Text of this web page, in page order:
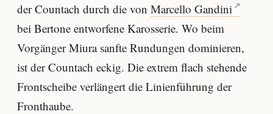
der Countach durch die von Marcello Gandini
bei Bertone entworfene Karosserie. Wo beim
Vorgänger Miura sanfte Rundungen dominieren,
ist der Countach eckig. Die extrem flach stehende
Frontscheibe verlängert die Linienführung der
Fronthaube.